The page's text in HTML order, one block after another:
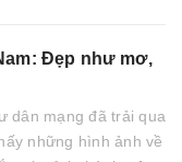
Đẹp như mơ,
dân mạng đã trải qua
những hình ảnh về